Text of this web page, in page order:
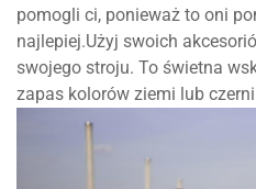
pomogli ci, ponieważ to oni
najlepiej.Użyj swoich
swojego stroju. To świetna
zapas kolorów ziemi lub